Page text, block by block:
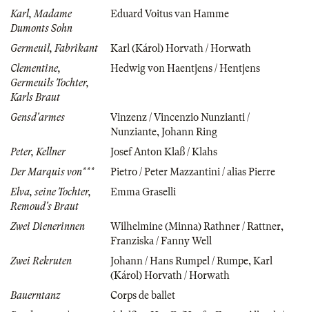
Karl, Madame
Dumonts Sohn
Eduard Voitus van Hamme
Germeuil, Fabrikant
Karl (Károl) Horvath / Horwath
Clementine,
Germeuils Tochter,
Karls Braut
Hedwig von Haentjens / Hentjens
Gensd'armes
Vinzenz / Vincenzio Nunzianti /
Nunziante, Johann Ring
Peter, Kellner
Josef Anton Klaß / Klahs
Der Marquis von***
Pietro / Peter Mazzantini / alias Pierre
Elva, seine Tochter,
Remoud's Braut
Emma Graselli
Zwei Dienerinnen Wilhelmine (Minna) Rathner / Rattner,
Franziska / Fanny Well
Zwei Rekruten
Johann / Hans Rumpel / Rumpe, Karl
(Károl) Horvath / Horwath
Bauerntanz
Corps de ballet